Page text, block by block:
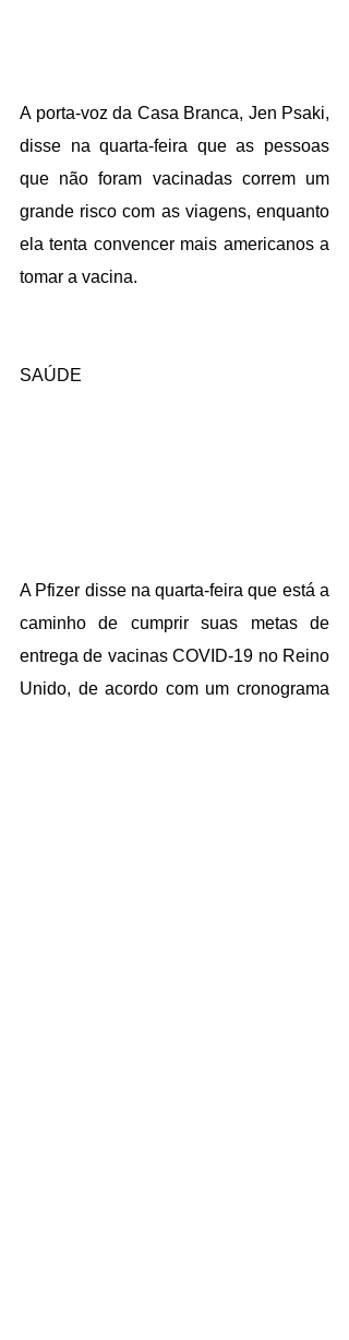
A porta-voz da Casa Branca, Jen Psaki,
disse na quarta-feira que as pessoas
que não foram vacinadas correm um
grande risco com as viagens, enquanto
ela tenta convencer mais americanos a
tomar a vacina.
SAÚDE
A Pfizer disse na quarta-feira que está a
caminho de cumprir suas metas de
entrega de vacinas COVID-19 no Reino
Unido, de acordo com um cronograma